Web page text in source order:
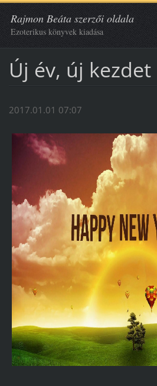
Rajmon Beáta szerzői oldala
Ezoterikus könyvek kiadása
Új év, új kezdet
2017.01.01 07:07